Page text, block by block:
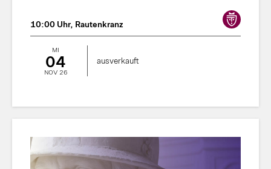
10:00 Uhr, Rautenkranz
MI
04
NOV 26
ausverkauft